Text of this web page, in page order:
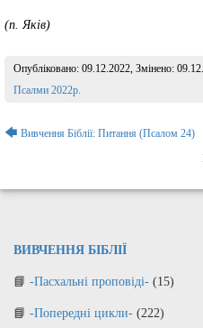
(п. Яків)
Опубліковано: 09.12.2022 , Змінено:
Розділ:
Псалми 2022р.
Навігація
🡄 Вивчення Біблії: Питання (Псалом 24)
ВИВЧЕННЯ БІБЛІЇ
-Пасхальні проповіді- (15)
-Попередні цикли- (222)